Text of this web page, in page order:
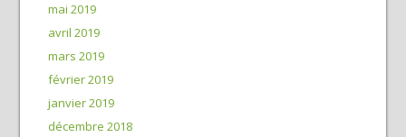
mai 2019
avril 2019
mars 2019
février 2019
janvier 2019
décembre 2018